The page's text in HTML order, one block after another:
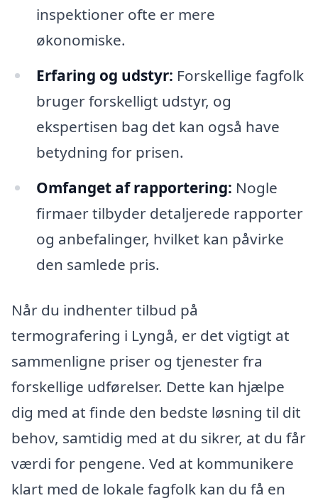
inspektioner ofte er mere
økonomiske.
Erfaring og udstyr: Forskellige fagfolk
bruger forskelligt udstyr, og
ekspertisen bag det kan også have
betydning for prisen.
Omfanget af rapportering: Nogle
firmaer tilbyder detaljerede rapporter
og anbefalinger, hvilket kan påvirke
den samlede pris.
Når du indhenter tilbud på
termografering i Lyngå, er det vigtigt at
sammenligne priser og tjenester fra
forskellige udførelser. Dette kan hjælpe
dig med at finde den bedste løsning til dit
behov, samtidig med at du sikrer, at du får
værdi for pengene. Ved at kommunikere
klart med de lokale fagfolk kan du få en